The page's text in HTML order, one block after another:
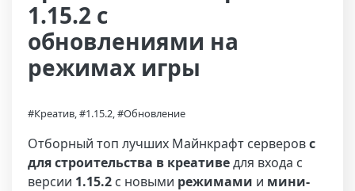
1.15.2 с
обновлениями на
режимах игры
#Креатив, #1.15.2, #Обновление
Отборный топ лучших Майнкрафт серверовс
для строительства в креативедля входа с
версии 1.15.2 с новыми режимами и мини-